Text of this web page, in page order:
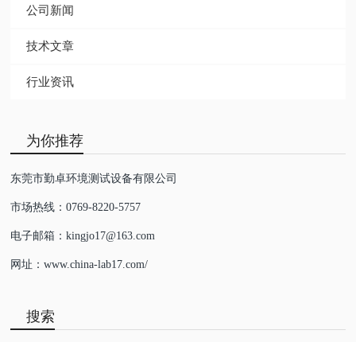
公司新闻
技术文章
行业资讯
为你推荐
东莞市勤卓环境测试设备有限公司
市场热线：0769-8220-5757
电子邮箱：kingjo17@163.com
网址：www.china-lab17.com/
搜索